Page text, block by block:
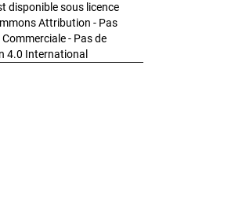
disponible sous licence
Attribution - Pas
- Pas de
4.0 International